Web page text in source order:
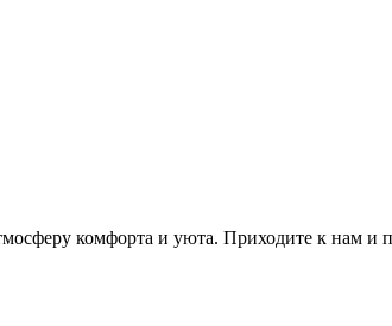
комфорта и уюта. Приходите к нам и